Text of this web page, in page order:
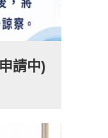
請中)